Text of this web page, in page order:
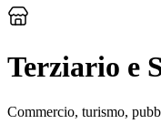
Terziario e
Commercio, turismo,